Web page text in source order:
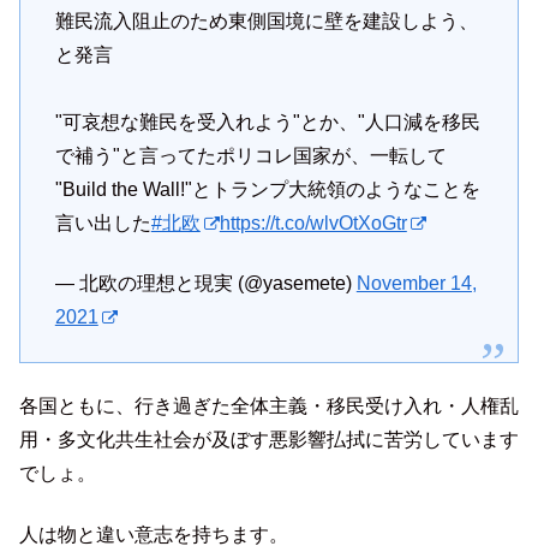
難民流入阻止のため東側国境に壁を建設しよう、
と発言
"可哀想な難民を受入れよう"とか、"人口減を移民
で補う"と言ってたポリコレ国家が、一転して
"Build the Wall!"とトランプ大統領のようなことを
言い出した#北欧 https://t.co/wlvOtXoGtr
— 北欧の理想と現実 (@yasemete) November 14,
2021
各国ともに、行き過ぎた全体主義・移民受け入れ・人権乱
用・多文化共生社会が及ぼす悪影響払拭に苦労しています
でしょ。
人は物と違い意志を持ちます。